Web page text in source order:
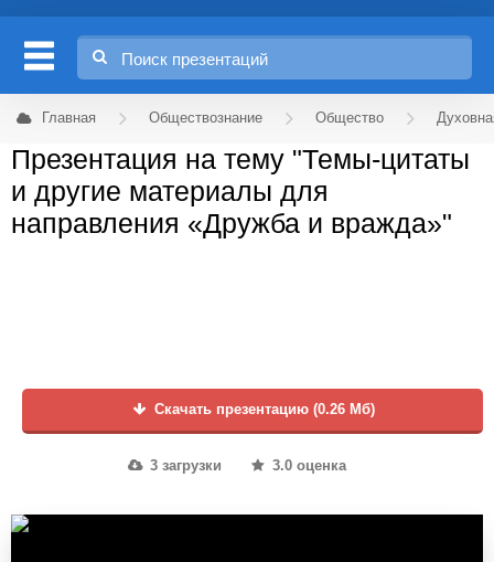
Главная Обществознание Общество
Презентация на тему "Темы-цитаты
и другие материалы для
направления «Дружба и вражда»"
Скачать презентацию (0.26 Мб)
3 загрузки 3.0 оценка